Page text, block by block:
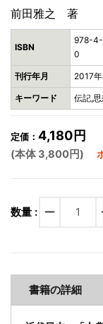
前田雅之 著
ISBN
978-
0
刊行年月 2017
キーワード 伝記,
定価： 4,180円
(本体 3,800円)
数量 : remove
書籍の詳細